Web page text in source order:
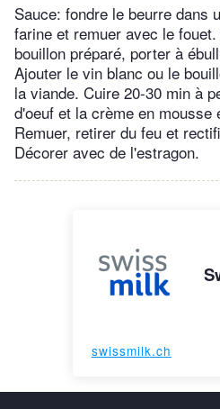
Sauce: fondre le beurre dans
farine et remuer avec le
bouillon préparé, porter à
Ajouter le vin blanc ou le
la viande. Cuire 20-30 min à
d'oeuf et la crème en mousse
Remuer, retirer du feu et
Décorer avec de l'estragon.
swissmilk.ch